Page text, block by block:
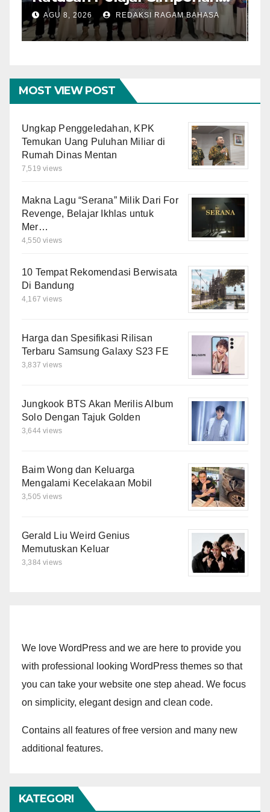
dengan Mitigasi Bencana
dan PFA
AGU 8, 2026 REDAKSI RAGAM BAHASA
MOST VIEW POST
Ungkap Penggeledahan, KPK
Temukan Uang Puluhan Miliar di
Rumah Dinas Mentan
7,519 views
Makna Lagu “Serana” Milik Dari For
Revenge, Belajar Ikhlas untuk
Mer…
4,550 views
10 Tempat Rekomendasi Berwisata
Di Bandung
4,167 views
Harga dan Spesifikasi Rilisan
Terbaru Samsung Galaxy S23 FE
3,837 views
Jungkook BTS Akan Merilis Album
Solo Dengan Tajuk Golden
3,644 views
Baim Wong dan Keluarga
Mengalami Kecelakaan Mobil
3,505 views
Gerald Liu Weird Genius
Memutuskan Keluar
3,384 views
We love WordPress and we are here to provide you
with professional looking WordPress themes so that
you can take your website one step ahead. We focus
on simplicity, elegant design and clean code.
Contains all features of free version and many new
additional features.
KATEGORI